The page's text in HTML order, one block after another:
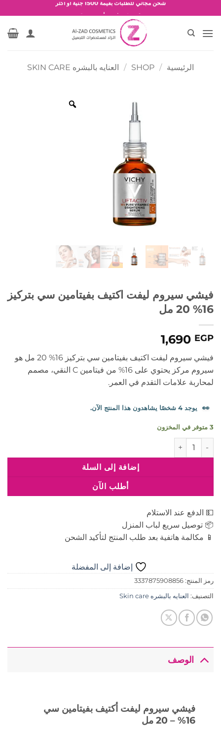
للمحتوى
شحن مجاني للطلبات بقيمة 1500 جنية أو أكثر
عروض وخصومات حصرية
الرئيسية /
SHOP
/ العنايه بالبشره SKIN CARE
فيشي سيروم ليفت اكتيف بفيتامين سي بتركيز
16% 20 مل
1,690 EGP
فيشي سيروم ليفت اكتيف بفيتامين سي بتركيز 16% 20 مل هو
سيروم مركز يحتوي على 16% من فيتامين C النقي، مصمم
لمحاربة علامات التقدم في العمر.
👀 يوجد 4 شخصًا يشاهدون هذا المنتج الآن.
3 متوفر في المخزون
كمية فيشي سيروم ليفت اكتيف بفيتامين سي بتركيز 16% 20 مل
إضافة إلى السلة
أطلب الآن
💵 الدفع عند الاستلام
📦 توصيل سريع لباب المنزل
📱 مكالمة هاتفية بعد طلب المنتج لتأكيد الشحن
إضافة إلى المفضلة
رمز المنتج: 3337875908856
التصنيف: العنايه بالبشره Skin care
الوصف
فيشي سيروم ليفت أكتيف بفيتامين سي
16% – 20 مل